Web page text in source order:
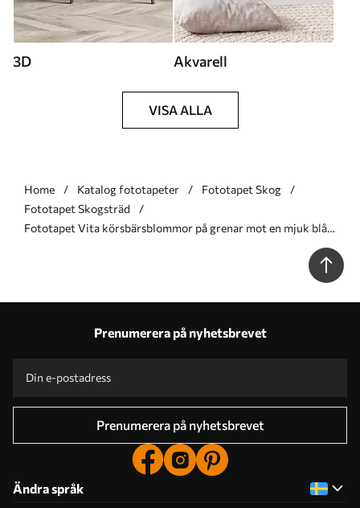
3D Akvarell
VISA ALLA
Home Katalog fototapeter
Fototapet Skog
Fototapet Skogsträd
Fototapet Vita körsbärsblommor på grenar mot en mjuk blå
Prenumerera på nyhetsbrevet
Prenumerera på nyhetsbrevet
Ändra språk